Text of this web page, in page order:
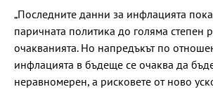
„Последните данни за инфлацията
паричната политика до голяма степен
очакванията. Но напредъкът по
инфлацията в бъдеще се очаква да
неравномерен, а рисковете от ново